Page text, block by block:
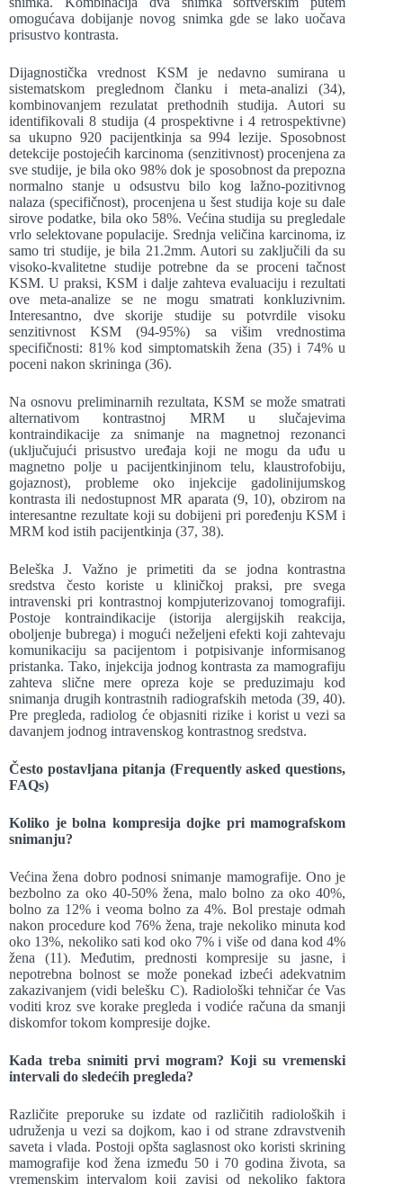
omogućava dobijanje novog snimka gde se lako uočava
prisustvo kontrasta.
Dijagnostička vrednost KSM je nedavno sumirana u
sistematskom preglednom članku i meta-analizi (34),
kombinovanjem rezulatat prethodnih studija. Autori su
identifikovali 8 studija (4 prospektivne i 4 retrospektivne)
sa ukupno 920 pacijentkinja sa 994 lezije. Sposobnost
detekcije postojećih karcinoma (senzitivnost) procenjena za
sve studije, je bila oko 98% dok je sposobnost da prepozna
normalno stanje u odsustvu bilo kog lažno-pozitivnog
nalaza (specifičnost), procenjena u šest studija koje su dale
sirove podatke, bila oko 58%. Većina studija su pregledale
vrlo selektovane populacije. Srednja veličina karcinoma, iz
samo tri studije, je bila 21.2mm. Autori su zaključili da su
visoko-kvalitetne studije potrebne da se proceni tačnost
KSM. U praksi, KSM i dalje zahteva evaluaciju i rezultati
ove meta-analize se ne mogu smatrati konkluzivnim.
Interesantno, dve skorije studije su potvrdile visoku
senzitivnost KSM (94-95%) sa višim vrednostima
specifičnosti: 81% kod simptomatskih žena (35) i 74% u
poceni nakon skrininga (36).
Na osnovu preliminarnih rezultata, KSM se može smatrati
alternativom kontrastnoj MRM u slučajevima
kontraindikacije za snimanje na magnetnoj rezonanci
(uključujući prisustvo uređaja koji ne mogu da uđu u
magnetno polje u pacijentkinjinom telu, klaustrofobiju,
gojaznost), probleme oko injekcije gadolinijumskog
kontrasta ili nedostupnost MR aparata (9, 10), obzirom na
interesantne rezultate koji su dobijeni pri poređenju KSM i
MRM kod istih pacijentkinja (37, 38).
Beleška J. Važno je primetiti da se jodna kontrastna
sredstva često koriste u kliničkoj praksi, pre svega
intravenski pri kontrastnoj kompjuterizovanoj tomografiji.
Postoje kontraindikacije (istorija alergijskih reakcija,
oboljenje bubrega) i mogući neželjeni efekti koji zahtevaju
komunikaciju sa pacijentom i potpisivanje informisanog
pristanka. Tako, injekcija jodnog kontrasta za mamografiju
zahteva slične mere opreza koje se preduzimaju kod
snimanja drugih kontrastnih radiografskih metoda (39, 40).
Pre pregleda, radiolog će objasniti rizike i korist u vezi sa
davanjem jodnog intravenskog kontrastnog sredstva.
Često postavljana pitanja (Frequently asked questions,
FAQs)
Koliko je bolna kompresija dojke pri mamografskom
snimanju?
Većina žena dobro podnosi snimanje mamografije. Ono je
bezbolno za oko 40-50% žena, malo bolno za oko 40%,
bolno za 12% i veoma bolno za 4%. Bol prestaje odmah
nakon procedure kod 76% žena, traje nekoliko minuta kod
oko 13%, nekoliko sati kod oko 7% i više od dana kod 4%
žena (11). Međutim, prednosti kompresije su jasne, i
nepotrebna bolnost se može ponekad izbeći adekvatnim
zakazivanjem (vidi belešku C). Radiološki tehničar će Vas
voditi kroz sve korake pregleda i vodiće računa da smanji
diskomfor tokom kompresije dojke.
Kada treba snimiti prvi mogram? Koji su vremenski
intervali do sledećih pregleda?
Različite preporuke su izdate od različitih radioloških i
udruženja u vezi sa dojkom, kao i od strane zdravstvenih
saveta i vlada. Postoji opšta saglasnost oko koristi skrining
mamografije kod žena između 50 i 70 godina života, sa
vremenskim intervalom koji zavisi od nekoliko faktora